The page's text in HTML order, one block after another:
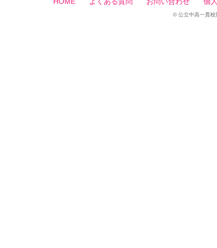
© 公立中高一貫校